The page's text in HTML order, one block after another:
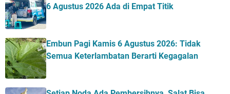
6 Agustus 2026 Ada di Empat Titik
Embun Pagi Kamis 6 Agustus 2026: Tidak
Semua Keterlambatan Berarti Kegagalan